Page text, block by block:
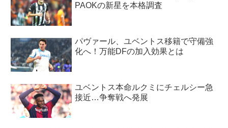
PAOKの新星を本格調査
パヴァール、ユベントス移籍で守備強
化へ！万能DFの加入効果とは
ユベントス本命ルクミにチェルシー急
接近…争奪戦へ発展